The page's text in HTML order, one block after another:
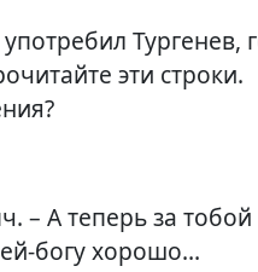
Тургенев,
эти строки.
– А теперь за
богу хорошо…